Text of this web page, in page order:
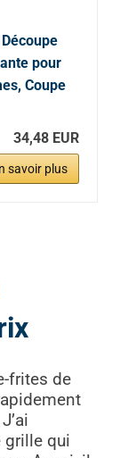
pour
Coupe
34,48 EUR
savoir plus
frites de
grille qui